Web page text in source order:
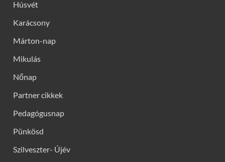
Húsvét
Karácsony
Márton-nap
Mikulás
Nőnap
Partner cikkek
Pedagógusnap
Pünkösd
Szilveszter- Újév